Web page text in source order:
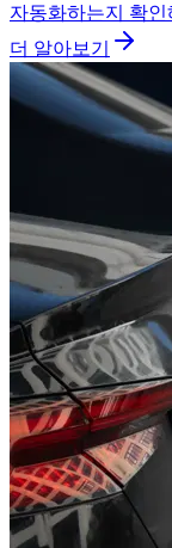
자동화하는지 확
더 알아보기